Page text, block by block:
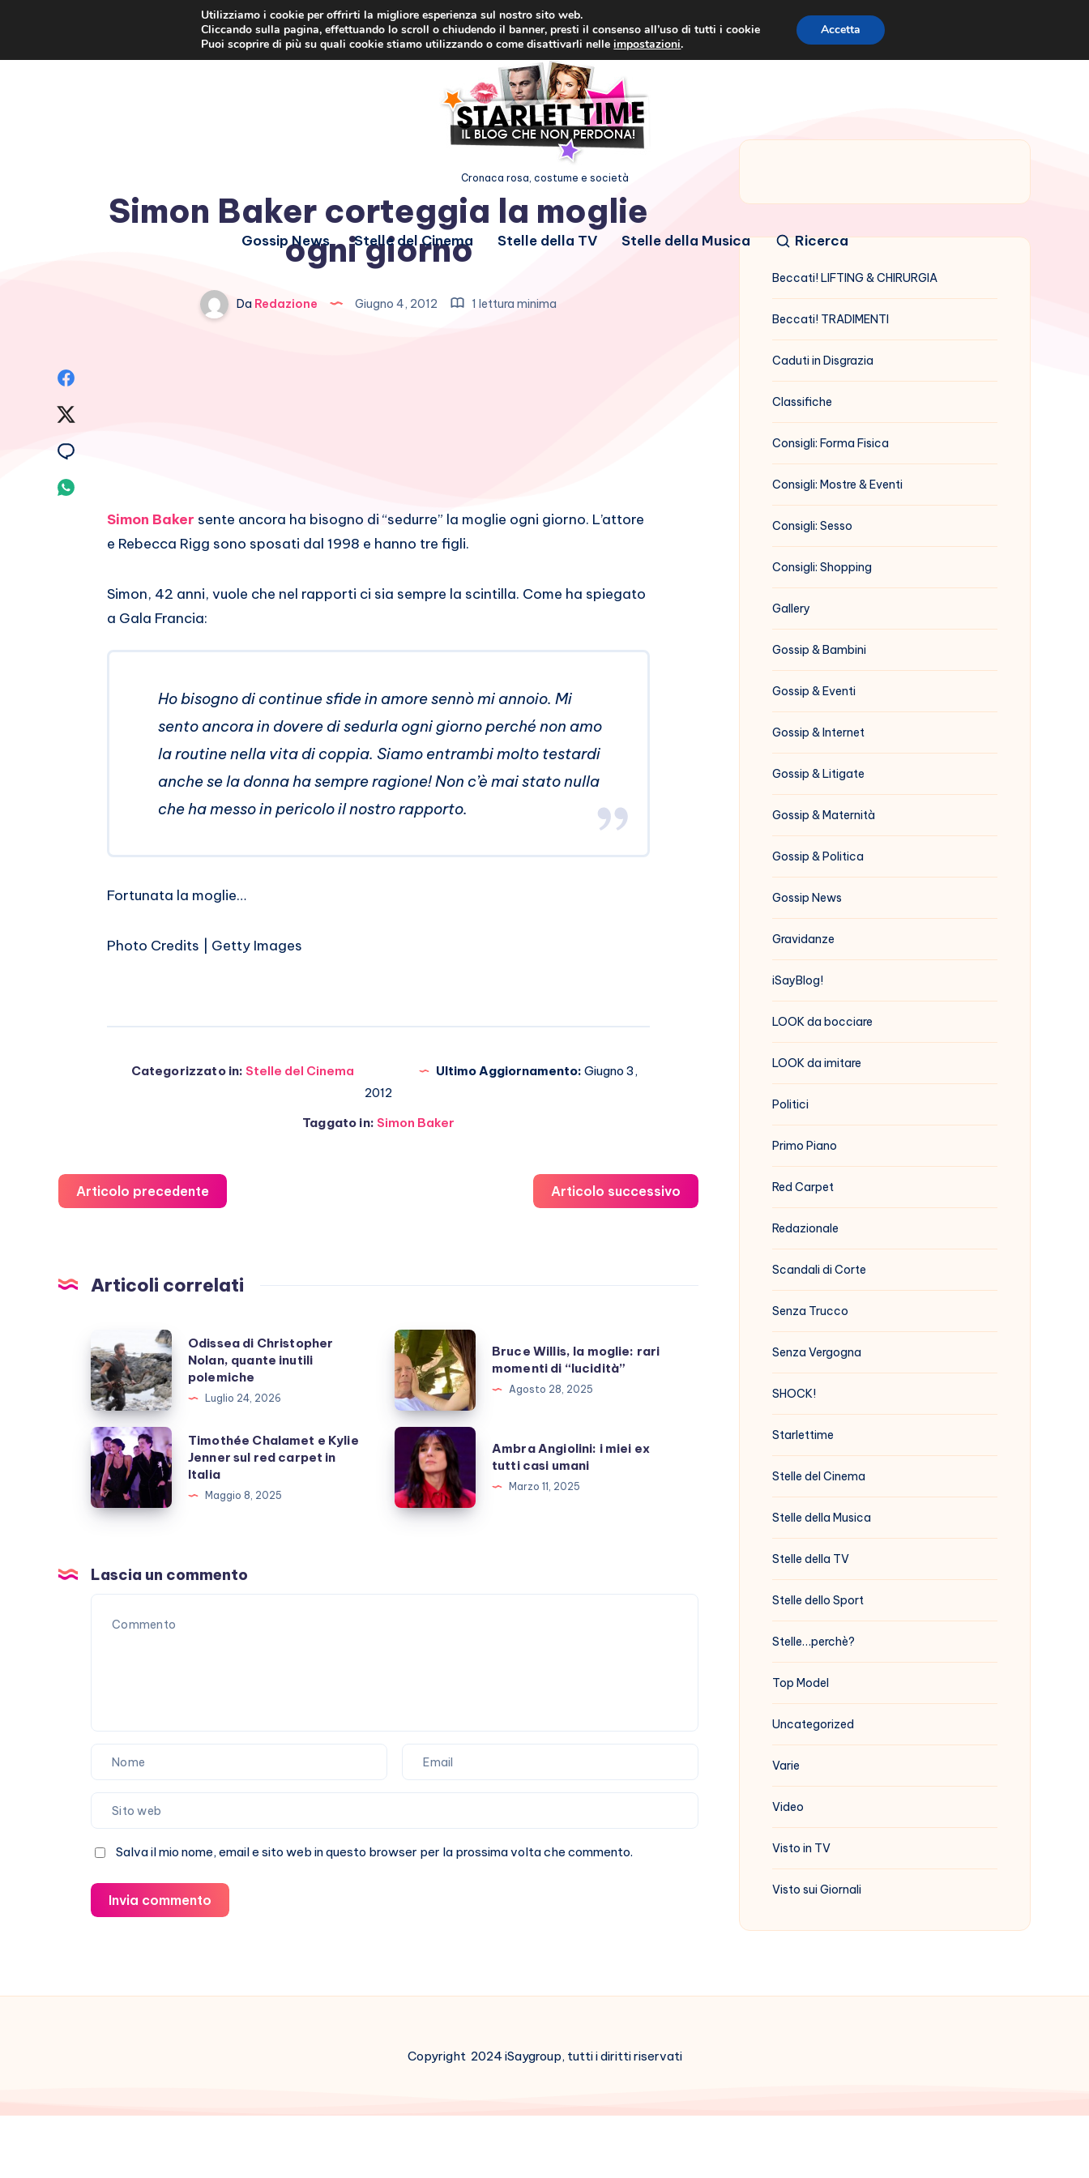
Cronaca rosa, costume e società
Gossip News Stelle del Cinema Stelle della TV Stelle della Musica Ricerca
Simon Baker corteggia la moglie
ogni giorno
Da Redazione Giugno 4, 2012 1 lettura minima
Email
Whatsapp
Simon Baker sente ancora ha bisogno di “sedurre” la moglie ogni giorno. L’attore
e Rebecca Rigg sono sposati dal 1998 e hanno tre figli.
Simon, 42 anni, vuole che nel rapporti ci sia sempre la scintilla. Come ha spiegato
a Gala Francia:
Ho bisogno di continue sfide in amore sennò mi annoio. Mi
sento ancora in dovere di sedurla ogni giorno perché non amo
la routine nella vita di coppia. Siamo entrambi molto testardi
anche se la donna ha sempre ragione! Non c’è mai stato nulla
che ha messo in pericolo il nostro rapporto.
Fortunata la moglie…
Photo Credits | Getty Images
Categorizzato in: Stelle del Cinema Ultimo Aggiornamento: Giugno 3,
2012
Taggato in: Simon Baker
Articolo precedente Articolo successivo
Articoli correlati
Odissea
di
Christopher
Nolan,
quante
inutili
polemiche
Odissea di Christopher
Nolan, quante inutili
polemiche
Luglio 24, 2026
Bruce
Willis,
la
moglie:
rari
momenti
di
“lucidità”
Bruce Willis, la moglie: rari
momenti di “lucidità”
Agosto 28, 2025
Timothée
Chalamet
e
Kylie
red
carpet
Timothée Chalamet e Kylie
Jenner sul red carpet in
Italia
Maggio 8, 2025
Ambra
Angiolini:
i
miei
umani
Ambra Angiolini: i miei ex
tutti casi umani
Marzo 11, 2025
Lascia un commento
Salva il mio nome, email e sito web in questo browser per la prossima volta che commento.
Invia commento
Beccati! LIFTING & CHIRURGIA
Beccati! TRADIMENTI
Caduti in Disgrazia
Classifiche
Consigli: Forma Fisica
Consigli: Mostre & Eventi
Consigli: Sesso
Consigli: Shopping
Gallery
Gossip & Bambini
Gossip & Eventi
Gossip & Internet
Gossip & Litigate
Gossip & Maternità
Gossip & Politica
Gossip News
Gravidanze
iSayBlog!
LOOK da bocciare
LOOK da imitare
Politici
Primo Piano
Red Carpet
Redazionale
Scandali di Corte
Senza Trucco
Senza Vergogna
SHOCK!
Starlettime
Stelle del Cinema
Stelle della Musica
Stelle della TV
Stelle dello Sport
Stelle…perchè?
Top Model
Uncategorized
Varie
Video
Visto in TV
Visto sui Giornali
Copyright 2024 iSaygroup, tutti i diritti riservati
Utilizziamo i cookie per offrirti la migliore esperienza sul nostro sito web.
Cliccando sulla pagina, effettuando lo scroll o chiudendo il banner, presti il consenso all’uso di tutti i cookie
Puoi scoprire di più su quali cookie stiamo utilizzando o come disattivarli nelleimpostazioni.
Accetta